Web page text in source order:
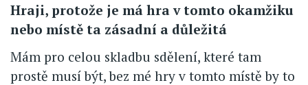
Hraji, protože je má hra v tomto okamžiku
nebo místě ta zásadní a důležitá
Mám pro celou skladbu sdělení, které tam
prostě musí být, bez mé hry v tomto místě by to